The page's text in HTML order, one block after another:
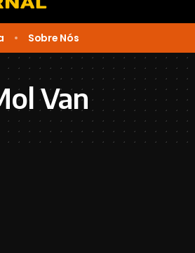
Sobre Nós
Van